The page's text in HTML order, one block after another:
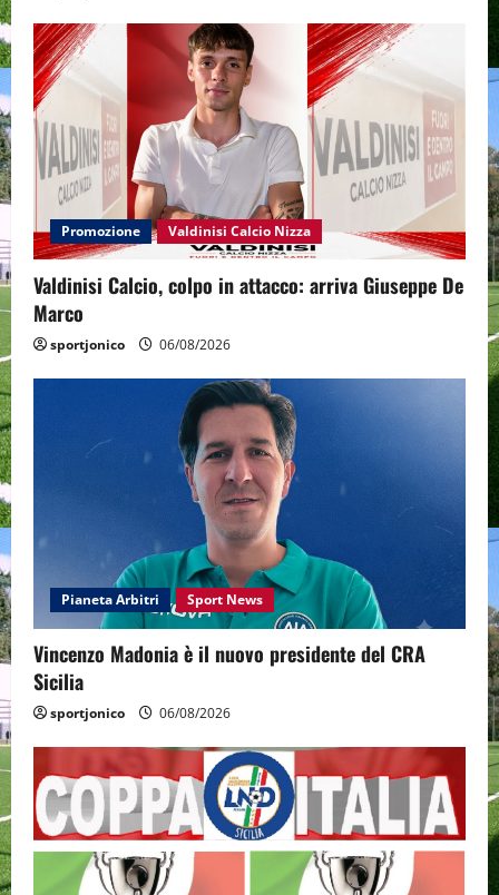
Promozione Valdinisi Calcio Nizza
Valdinisi Calcio, colpo in attacco: arriva Giuseppe De
Marco
sportjonico 06/08/2026
Pianeta Arbitri Sport News
Vincenzo Madonia è il nuovo presidente del CRA
Sicilia
sportjonico 06/08/2026